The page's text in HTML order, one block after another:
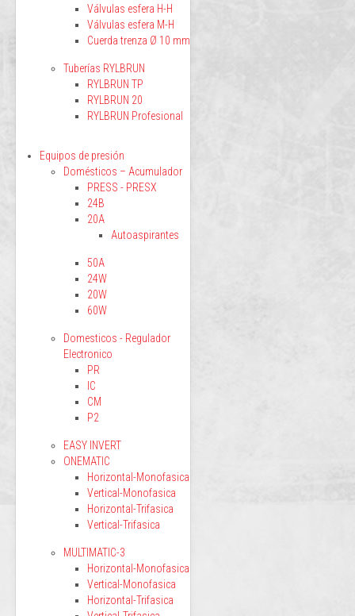
Válvulas esfera H-H
Válvulas esfera M-H
Cuerda trenza Ø 10 mm
Tuberías RYLBRUN
RYLBRUN TP
RYLBRUN 20
RYLBRUN Profesional
Equipos de presión
Domésticos – Acumulador
PRESS - PRESX
24B
20A
Autoaspirantes
50A
24W
20W
60W
Domesticos - Regulador
Electronico
PR
IC
CM
P2
EASY INVERT
ONEMATIC
Horizontal-Monofasica
Vertical-Monofasica
Horizontal-Trifasica
Vertical-Trifasica
MULTIMATIC-3
Horizontal-Monofasica
Vertical-Monofasica
Horizontal-Trifasica